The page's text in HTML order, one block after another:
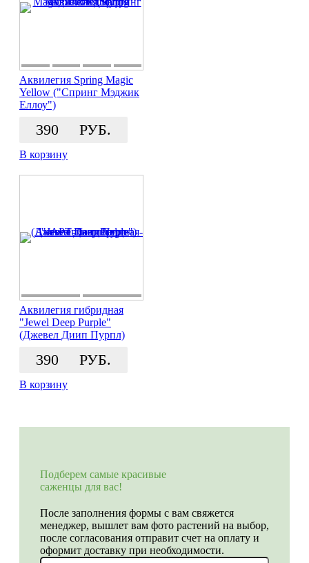
Аквилегия Spring Magic
Yellow ("Спринг Мэджик
Еллоу")
390 РУБ.
В корзину
Аквилегия гибридная
"Jewel Deep Purple"
(Джевел Диип Пурпл)
390 РУБ.
В корзину
Подберем самые красивые
саженцы для вас!
После заполнения формы с вам свяжется
менеджер, вышлет вам фото растений на выбор,
после согласования отправит счет на оплату и
оформит доставку при необходимости.